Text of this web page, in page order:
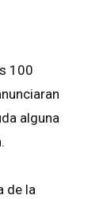
100
alguna
de la